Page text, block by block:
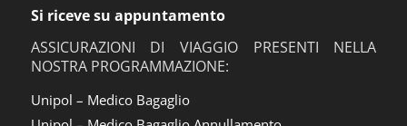
Si riceve su appuntamento
ASSICURAZIONI DI VIAGGIO PRESENTI NELLA
NOSTRA PROGRAMMAZIONE:
Unipol – Medico Bagaglio